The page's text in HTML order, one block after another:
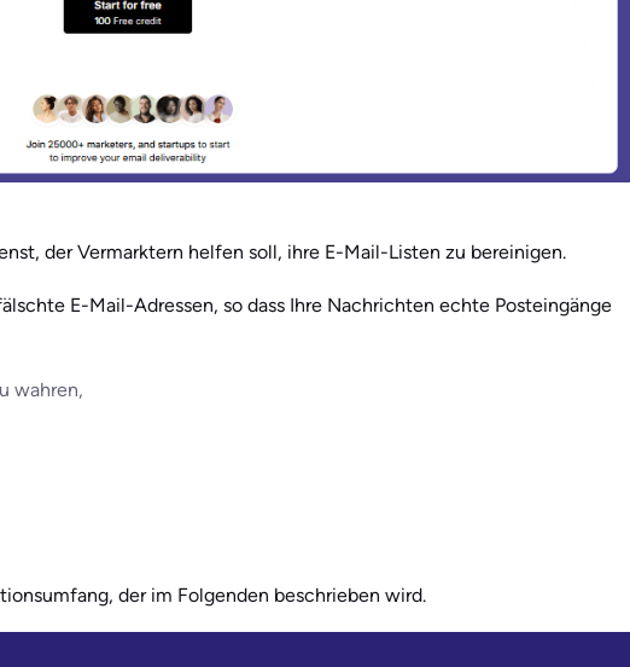
der Vermarktern helfen soll, ihre E-Mail-Listen zu bereinigen.
E-Mail-Adressen, so dass Ihre Nachrichten echte Posteingänge
wahren,
der im Folgenden beschrieben wird.